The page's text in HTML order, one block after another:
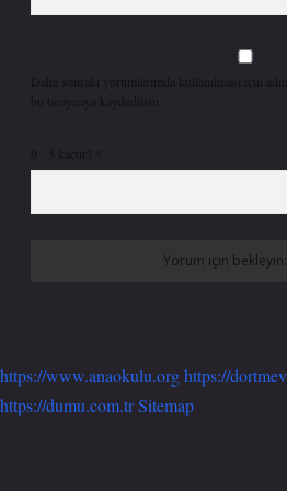
Daha sonraki yorumlarımda kullanılması için
bu tarayıcıya kaydedilsin.
9 - 5 kaçtır?
https://www.anaokulu.orghttps://
https://dumu.com.trSitemap